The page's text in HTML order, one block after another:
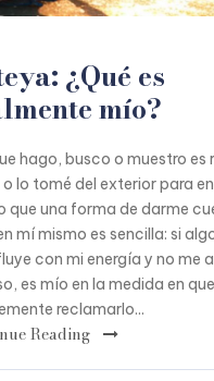
¿Qué es
mío?
hago, busco o muestro es
lo tomé del exterior para
que una forma de darme
mí mismo es sencilla: si
con mi energía y no me
es mío en la medida en
reclamarlo...
Reading